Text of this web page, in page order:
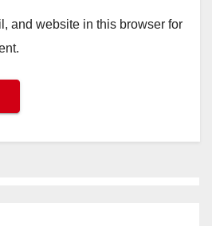
and website in this browser for